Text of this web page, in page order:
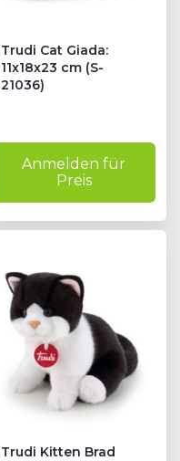
Trudi Cat Giada:
11x18x23 cm (S-
21036)
Anmelden für
Preis
Trudi Kitten Brad